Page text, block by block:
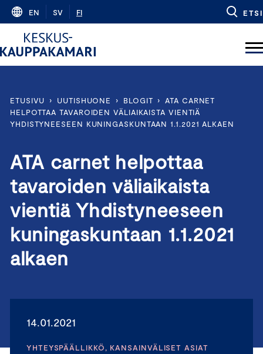
Skip
content
EN SV FI ETSI
ETUSIVU › UUTISHUONE › BLOGIT › ATA CARNET
HELPOTTAA TAVAROIDEN VÄLIAIKAISTA VIENTIÄ
YHDISTYNEESEEN KUNINGASKUNTAAN 1.1.2021 ALKAEN
ATA carnet helpottaa
tavaroiden väliaikaista
vientiä Yhdistyneeseen
kuningaskuntaan 1.1.2021
alkaen
14.01.2021
YHTEYSPÄÄLLIKKÖ, KANSAINVÄLISET ASIAT